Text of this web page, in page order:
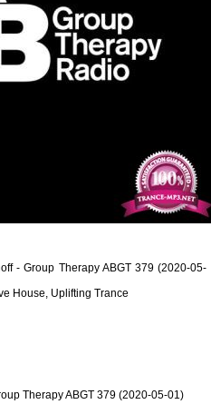
- Group Therapy ABGT 379 (2020-05-
House, Uplifting Trance
Therapy ABGT 379 (2020-05-01)